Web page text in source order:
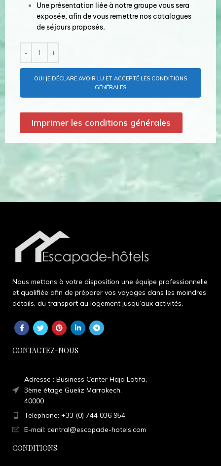
Une présentation liée à notre groupe vous sera
exposée, afin de vous remettre nos catalogues
de séjours proposés.
OUI JE DÉCLARE AVOIR LU ET ACCEPTÉ LES CONDITIONS
GÉNÉRALES
Imprimer les conditions générales
Nous mettons à votre disposition une équipe professionnelle
et qualifiée afin de préparer vos voyages dans les moindres
détails, du transport au logement jusqu’aux activités.
CONTACTEZ-NOUS
Adresse : Business Center Haja Latifa,
3ème étage Gueliz Marrakech,
40000
Telephone: +33 (0) 744 036 954
E-mail: central@escapade-hotels.com
CONDITIONS